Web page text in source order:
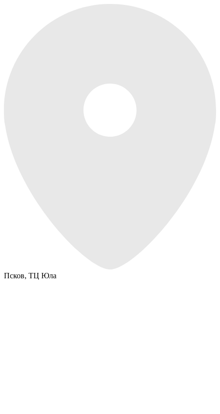
Псков, ТЦ Юла